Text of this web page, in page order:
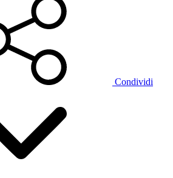
Condividi